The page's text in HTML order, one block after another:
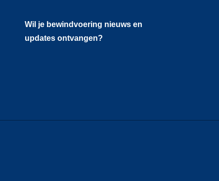
Wil je bewindvoering nieuws en
updates ontvangen?